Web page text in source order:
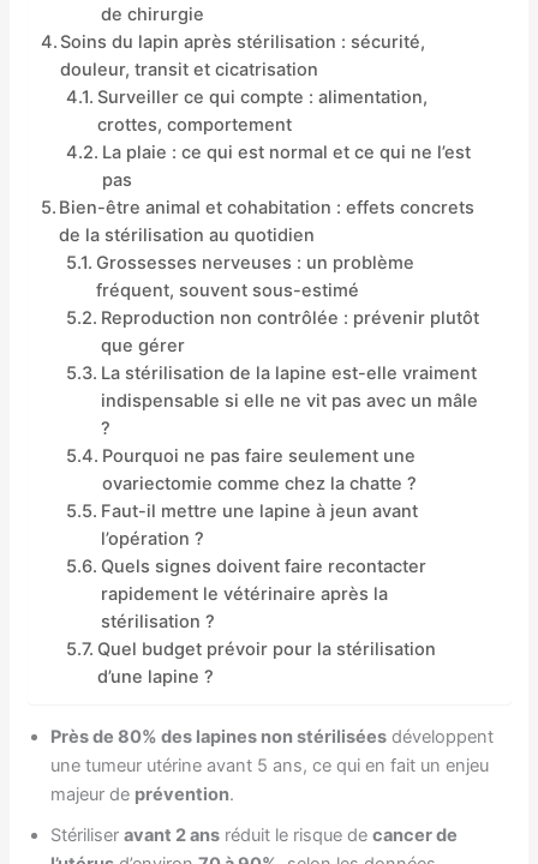
de chirurgie
Soins du lapin après stérilisation : sécurité,
douleur, transit et cicatrisation
Surveiller ce qui compte : alimentation,
crottes, comportement
La plaie : ce qui est normal et ce qui ne l’est
pas
Bien-être animal et cohabitation : effets concrets
de la stérilisation au quotidien
Grossesses nerveuses : un problème
fréquent, souvent sous-estimé
Reproduction non contrôlée : prévenir plutôt
que gérer
La stérilisation de la lapine est-elle vraiment
indispensable si elle ne vit pas avec un mâle
?
Pourquoi ne pas faire seulement une
ovariectomie comme chez la chatte ?
Faut-il mettre une lapine à jeun avant
l’opération ?
Quels signes doivent faire recontacter
rapidement le vétérinaire après la
stérilisation ?
Quel budget prévoir pour la stérilisation
d’une lapine ?
Près de 80% des lapines non stérilisées développent
une tumeur utérine avant 5 ans, ce qui en fait un enjeu
majeur de prévention.
Stériliseravant 2 ans réduit le risque decancer de